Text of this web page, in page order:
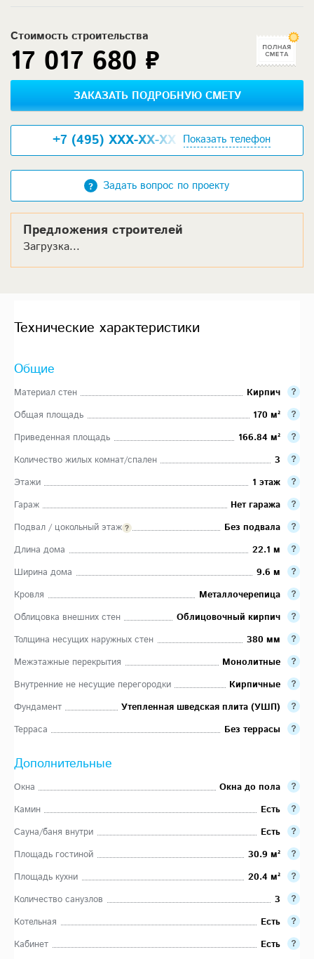
Стоимость строительства
17 017 680 ₽
ЗАКАЗАТЬ ПОДРОБНУЮ СМЕТУ
+7 (495) XXX-XX-XX Показать телефон
Задать вопрос по проекту
Предложения строителей
Загрузка...
Технические характеристики
Общие
Материал стен
Кирпич
Общая площадь
170 м²
Приведенная площадь
166.84 м²
Количество жилых комнат/спален
3
Этажи
1 этаж
Гараж
Нет гаража
Подвал / цокольный этаж
Без подвала
Длина дома
22.1 м
Ширина дома
9.6 м
Кровля
Металлочерепица
Облицовка внешних стен
Облицовочный кирпич
Толщина несущих наружных стен
380 мм
Межэтажные перекрытия
Монолитные
Внутренние не несущие перегородки
Кирпичные
Фундамент
Утепленная шведская плита (УШП)
Терраса
Без террасы
Дополнительные
Окна
Окна до пола
Камин
Есть
Сауна/баня внутри
Есть
Площадь гостиной
30.9 м²
Площадь кухни
20.4 м²
Количество санузлов
3
Котельная
Есть
Кабинет
Есть